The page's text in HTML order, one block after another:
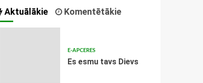
Aktuālākie Komentētākie
E-APCERES
Es esmu tavs Dievs